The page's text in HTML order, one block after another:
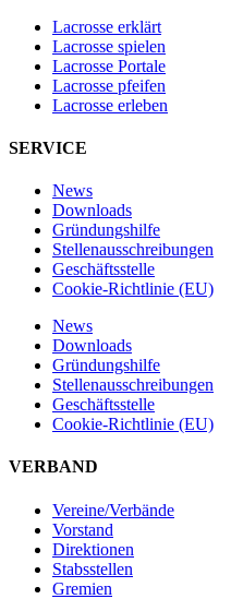
Lacrosse erklärt
Lacrosse spielen
Lacrosse Portale
Lacrosse pfeifen
Lacrosse erleben
SERVICE
News
Downloads
Gründungshilfe
Stellen­ausschreibungen
Geschäftsstelle
Cookie-Richtlinie (EU)
News
Downloads
Gründungshilfe
Stellen­ausschreibungen
Geschäftsstelle
Cookie-Richtlinie (EU)
VERBAND
Vereine/Verbände
Vorstand
Direktionen
Stabsstellen
Gremien